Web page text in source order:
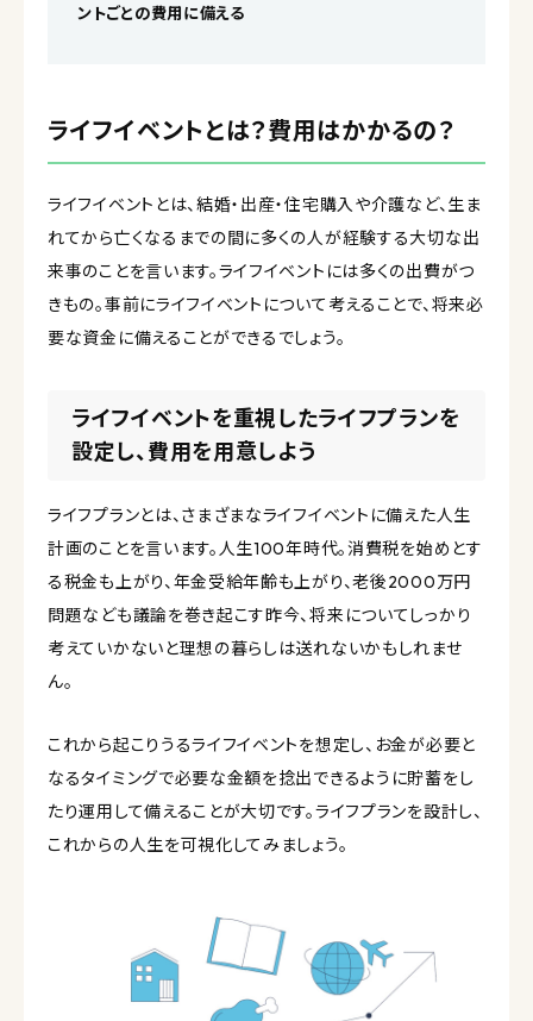
ントごとの費用に備える
ライフイベントとは？費用はかかるの？
ライフイベントとは、結婚・出産・住宅購入や介護など、生ま
れてから亡くなるまでの間に多くの人が経験する大切な出
来事のことを言います。ライフイベントには多くの出費がつ
きもの。事前にライフイベントについて考えることで、将来必
要な資金に備えることができるでしょう。
ライフイベントを重視したライフプランを
設定し、費用を用意しよう
ライフプランとは、さまざまなライフイベントに備えた人生
計画のことを言います。人生100年時代。消費税を始めとす
る税金も上がり、年金受給年齢も上がり、老後2000万円
問題なども議論を巻き起こす昨今、将来についてしっかり
考えていかないと理想の暮らしは送れないかもしれませ
ん。
これから起こりうるライフイベントを想定し、お金が必要と
なるタイミングで必要な金額を捻出できるように貯蓄をし
たり運用して備えることが大切です。ライフプランを設計し、
これからの人生を可視化してみましょう。